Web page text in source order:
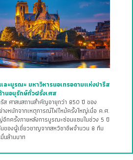
ละบูรณะ มหาวิหารนอเทรอดามแห่งปารีส
นอนุรักษ์ทั่วฝรั่งเศส
ส ศาสนสถานสำคัญอายุกว่า 850 ปี ของ
างหนักจากเหตุการณ์ไฟไหม้ครั้งใหญ่เมื่อ ค.ศ.
อีกครั้งภายหลังการบูรณะซ่อมแซมในช่วง 5 ปี
ของผู้เชี่ยวชาญจากสหวิชาชีพจำนวน 8 ทีม
ล้านบาท